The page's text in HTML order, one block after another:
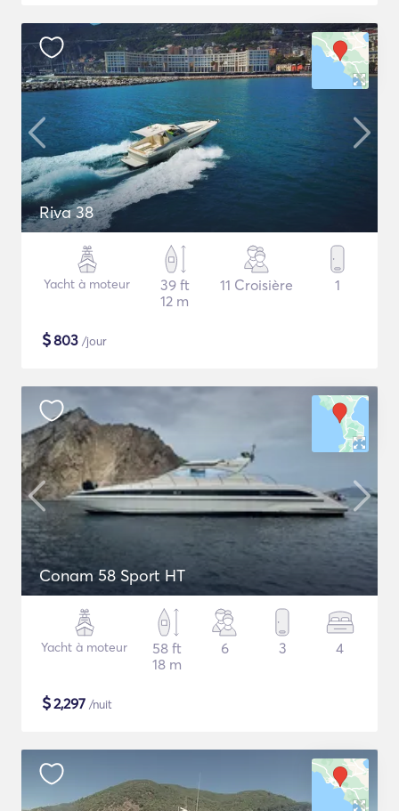
Riva 38
Yacht à moteur
39 ft
12 m
11 Croisière 1
$803 /jour
Conam 58 Sport HT
Yacht à moteur
58 ft
18 m
6 3 4
$2,297 /nuit